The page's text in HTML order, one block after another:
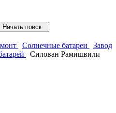
Солнечные батареи
Завод
Силован Рамишвили